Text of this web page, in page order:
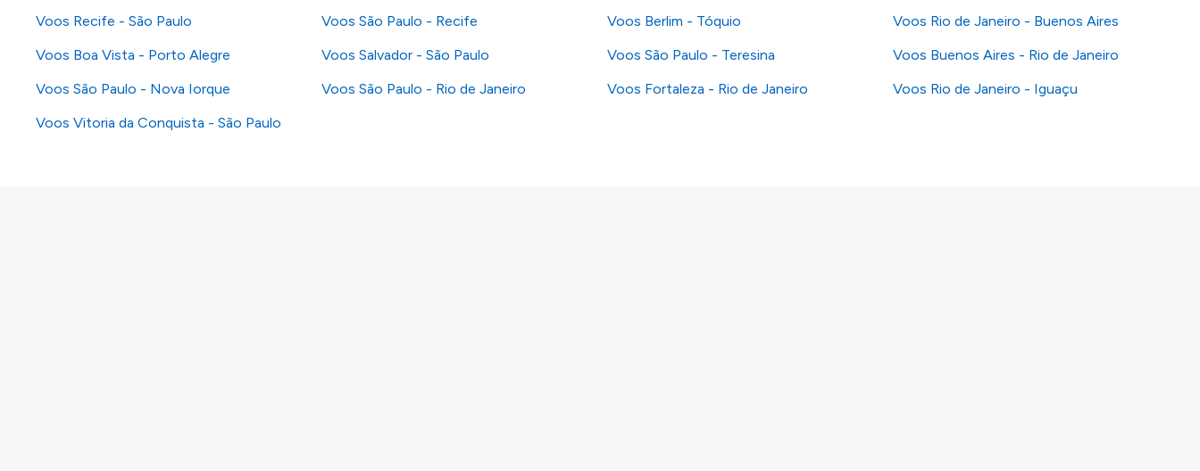
Voos Recife - São Paulo Voos São Paulo - Recife Voos Berlim - Tóquio
Voos Rio de Janeiro - Buenos Aires
Voos Boa Vista - Porto Alegre
Voos Salvador - São Paulo Voos São Paulo - Teresina
Voos Buenos Aires - Rio de Janeiro
Voos São Paulo - Nova Iorque
Voos São Paulo - Rio de Janeiro Voos Fortaleza - Rio de Janeiro
Voos Rio de Janeiro - Iguaçu
Voos Vitoria da Conquista - São Paulo